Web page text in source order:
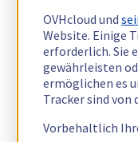
OVHcloud und
Website. Einige
erforderlich. Sie
gewährleisten
ermöglichen es
Tracker sind
Vorbehaltlich